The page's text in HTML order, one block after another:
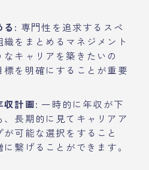
る: 専門性を追求するスペ
をまとめるマネジメント
キャリアを築きたいの
標を明確にすることが重要
収計画: 一時的に年収が下
長期的に見てキャリアア
可能な選択をすること
繋げることができます。